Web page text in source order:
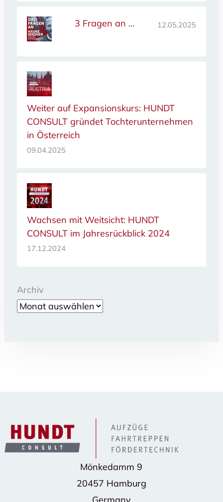
3 Fragen an … 12.05.2025
Weiter auf Expansionskurs: HUNDT
CONSULT gründet Tochterunternehmen
in Österreich
09.04.2025
Wachsen mit Weitsicht: HUNDT
CONSULT im Jahresrückblick 2024
17.12.2024
Archiv
Mönkedamm 9
20457 Hamburg
Germany